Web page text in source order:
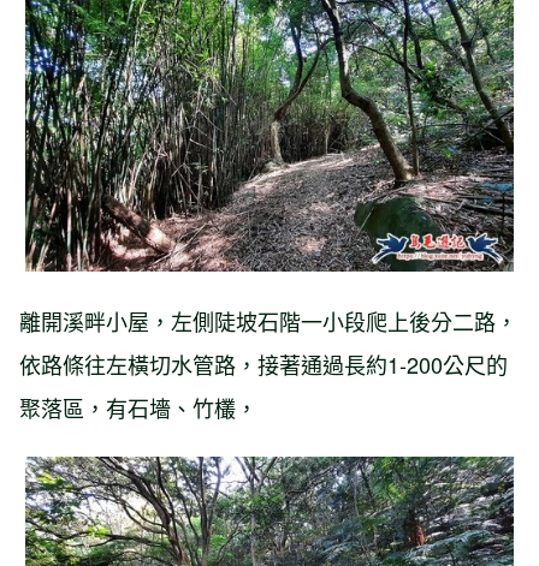
離開溪畔小屋，左側陡坡石階一小段爬上後分二路，
依路條往左橫切水管路，接著通過長約1-200公尺的
聚落區，有石墻、竹欉，